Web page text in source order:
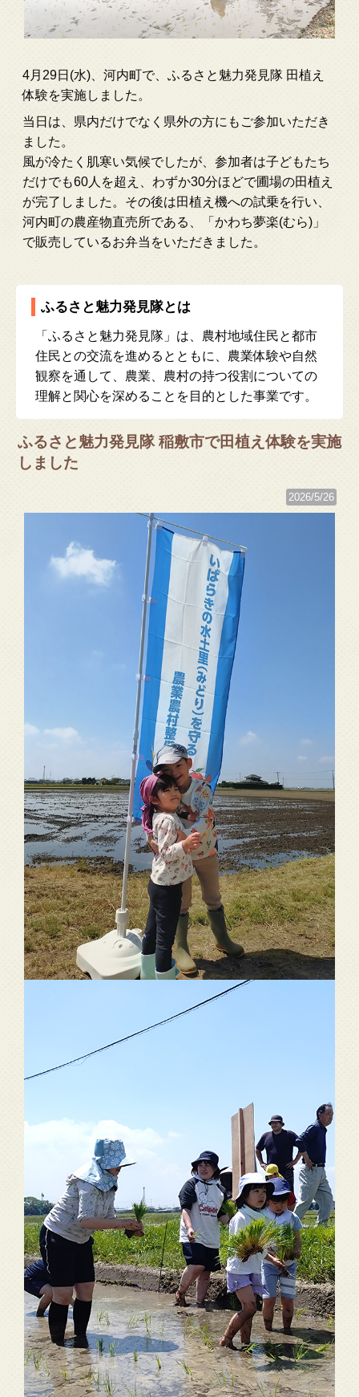
4月29日(水)、河内町で、ふるさと魅力発見隊 田植え
体験を実施しました。
当日は、県内だけでなく県外の方にもご参加いただき
ました。
風が冷たく肌寒い気候でしたが、参加者は子どもたち
だけでも60人を超え、わずか30分ほどで圃場の田植え
が完了しました。その後は田植え機への試乗を行い、
河内町の農産物直売所である、「かわち夢楽(むら)」
で販売しているお弁当をいただきました。
ふるさと魅力発見隊とは
「ふるさと魅力発見隊」は、農村地域住民と都市
住民との交流を進めるとともに、農業体験や自然
観察を通して、農業、農村の持つ役割についての
理解と関心を深めることを目的とした事業です。
ふるさと魅力発見隊 稲敷市で田植え体験を実施
しました
2026/5/26